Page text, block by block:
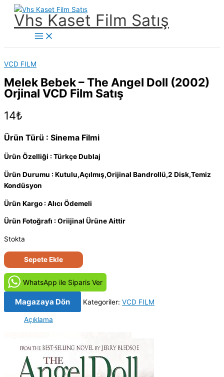
İçeriğe
Vhs Kaset Film Satış
Main
Menu
VCD FILM
Melek Bebek – The Angel Doll (2002)
Orjinal VCD Film Satış
14₺
Ürün Türü : Sinema Filmi
Ürün Özelliği : Türkçe Dublaj
Ürün Durumu : Kutulu,Açılmış,Orijinal Bandrollü,2 Disk,Temiz
Kondüsyon
Ürün Kargo : Alıcı Ödemeli
Ürün Fotoğrafı : Oriijinal Ürüne Aittir
Stokta
Melek
Bebek
The
Angel
Doll
(2002)
Sepete Ekle
WhatsApp ile Siparis Ver
Magazaya Dön Kategoriler: VCD FILM
Açıklama